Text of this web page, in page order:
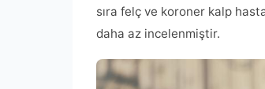
sıra felç ve koroner kalp
daha az incelenmiştir.